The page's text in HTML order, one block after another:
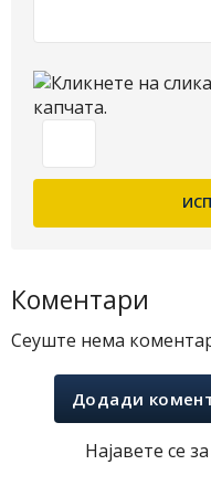
Коментари
Сеуште нема
Додади
Најавете се